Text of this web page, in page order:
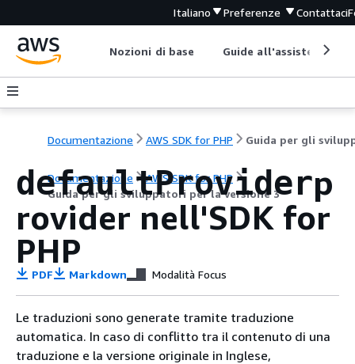
Italiano Preferenze Contattaci
Nozioni di base Guide all'assistenza
Documentazione AWS SDK for PHP
Documentazione
AWS SDK for PHP
Guida per gli sviluppatori per la versione 3
defaultProviderp
rovider nell'SDK for
PHP
PDF Markdown Modalità Focus
Le traduzioni sono generate tramite traduzione
automatica. In caso di conflitto tra il contenuto di una
traduzione e la versione originale in Inglese,